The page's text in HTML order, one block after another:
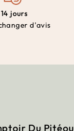
14 jours
d'avis
Du Pitéou